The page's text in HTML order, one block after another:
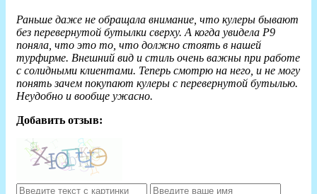
Раньше даже не обращала внимание, что кулеры бывают
без перевернутой бутылки сверху. А когда увидела Р9
поняла, что это то, что должно стоять в нашей
турфирме. Внешний вид и стиль очень важны при работе
с солидными клиентами. Теперь смотрю на него, и не могу
понять зачем покупают кулеры с перевернутой бутылью.
Неудобно и вообще ужасно.
Добавить отзыв: